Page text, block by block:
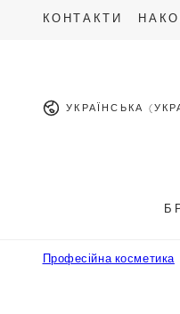
ОПИСУ
КОНТАКТИ
МоваУКРАЇНСЬКА
Професійна косметика